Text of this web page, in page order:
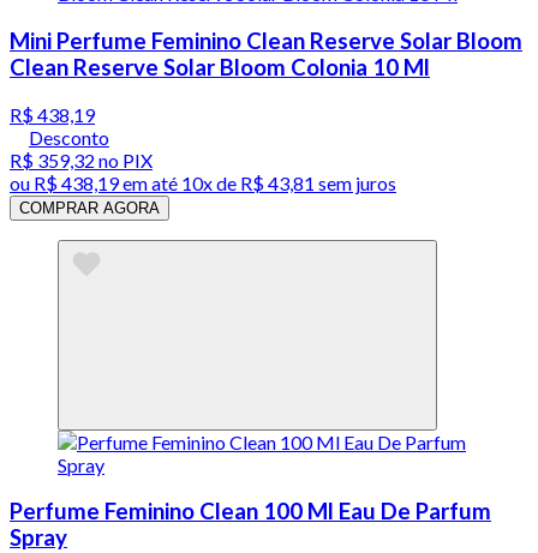
Mini Perfume Feminino Clean Reserve Solar Bloom
Clean Reserve Solar Bloom Colonia 10 Ml
R$ 438,19
Desconto
R$ 359,32 no PIX
ou R$ 438,19em até 10x de R$ 43,81 sem juros
COMPRAR AGORA
Perfume Feminino Clean 100 Ml Eau De Parfum
Spray